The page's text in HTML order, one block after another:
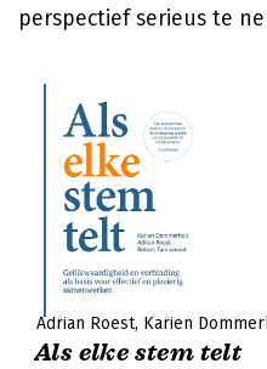
perspectief serieus te
Adrian Roest Karien
Als elke stem telt